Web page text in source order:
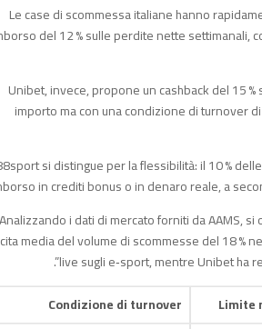
Le case di scommessa italiane hanno
del 12 % sulle perdite nette settimanali,
Unibet, invece, propone un cashback del 15
importo ma con una condizione di turnover
si distingue per la flessibilità: il 10 %
in crediti bonus o in denaro reale, a
Analizzando i dati di mercato forniti da AAMS,
media del volume di scommesse del 18 %
live sugli e‑sport, mentre Unibet ha
Limite
Condizione di turnover